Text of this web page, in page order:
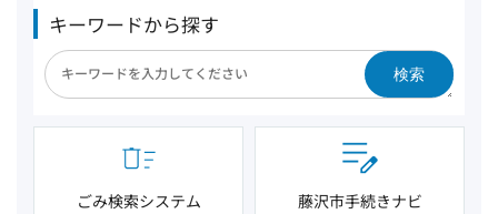
キーワードから探す
検索
ごみ検索システム 藤沢市手続きナビ